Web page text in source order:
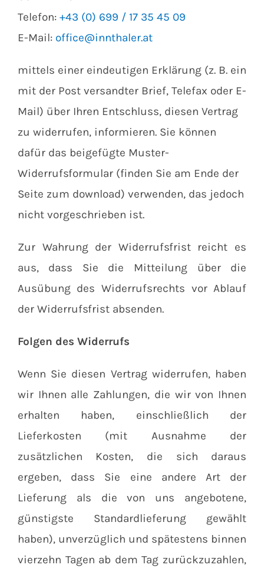
Telefon: +43 (0) 699 / 17 35 45 09
E-Mail:office@innthaler.at
mittels einer eindeutigen Erklärung (z. B. ein
mit der Post versandter Brief, Telefax oder E-
Mail) über Ihren Entschluss, diesen Vertrag
zu widerrufen, informieren. Sie können
dafür das beigefügte Muster-
Widerrufsformular (finden Sie am Ende der
Seite zum download) verwenden, das jedoch
nicht vorgeschrieben ist.
Zur Wahrung der Widerrufsfrist reicht es
aus, dass Sie die Mitteilung über die
Ausübung des Widerrufsrechts vor Ablauf
der Widerrufsfrist absenden.
Folgen des Widerrufs
Wenn Sie diesen Vertrag widerrufen, haben
wir Ihnen alle Zahlungen, die wir von Ihnen
erhalten haben, einschließlich der
Lieferkosten (mit Ausnahme der
zusätzlichen Kosten, die sich daraus
ergeben, dass Sie eine andere Art der
Lieferung als die von uns angebotene,
günstigste Standardlieferung gewählt
haben), unverzüglich und spätestens binnen
vierzehn Tagen ab dem Tag zurückzuzahlen,